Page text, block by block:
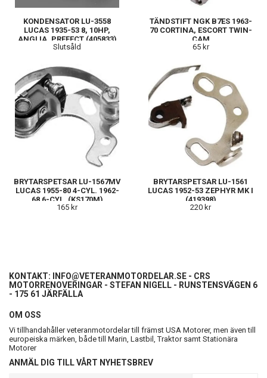
KONDENSATOR LU-3558
LUCAS 1935-53 8, 10HP,
ANGLIA, PREFECT (405833)
Slutsåld
TÄNDSTIFT NGK B7ES 1963-
70 CORTINA, ESCORT TWIN-
CAM
65 kr
BRYTARSPETSAR LU-1567MV
LUCAS 1955-80 4-CYL. 1962-
68 6-CYL. (KS170M)
165 kr
BRYTARSPETSAR LU-1561
LUCAS 1952-53 ZEPHYR MK I
(419398)
220 kr
KONTAKT: INFO@VETERANMOTORDELAR.SE - CRS
MOTORRENOVERINGAR - STEFAN NIGELL - RUNSTENSVÄGEN 6
- 175 61 JÄRFÄLLA
OM OSS
Vi tillhandahåller veteranmotordelar till främst USA Motorer, men även till
europeiska märken, både till Marin, Lastbil, Traktor samt Stationära
Motorer
ANMÄL DIG TILL VÅRT NYHETSBREV